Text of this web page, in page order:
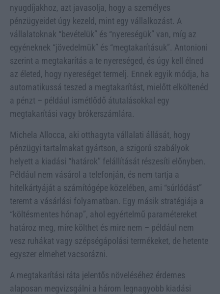
nyugdíjakhoz, azt javasolja, hogy a személyes
pénzügyeidet úgy kezeld, mint egy vállalkozást. A
vállalatoknak “bevételük” és “nyereségük” van, míg az
egyéneknek “jövedelmük” és “megtakarításuk”. Antonioni
szerint a megtakarítás a te nyereséged, és úgy kell élned
az életed, hogy nyereséget termelj. Ennek egyik módja, ha
automatikussá teszed a megtakarítást, mielőtt elköltenéd
a pénzt – például ismétlődő átutalásokkal egy
megtakarítási vagy brókerszámlára.
Michela Allocca, aki otthagyta vállalati állását, hogy
pénzügyi tartalmakat gyártson, a szigorú szabályok
helyett a kiadási “határok” felállítását részesíti előnyben.
Például nem vásárol a telefonján, és nem tartja a
hitelkártyáját a számítógépe közelében, ami “súrlódást”
teremt a vásárlási folyamatban. Egy másik stratégiája a
“költésmentes hónap”, ahol egyértelmű paramétereket
határoz meg, mire költhet és mire nem – például nem
vesz ruhákat vagy szépségápolási termékeket, de hetente
egyszer elmehet vacsorázni.
A megtakarítási ráta jelentős növeléséhez érdemes
alaposan megvizsgálni a három legnagyobb kiadási